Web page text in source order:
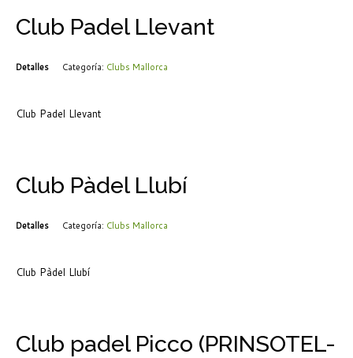
Club Padel Llevant
Detalles Categoría: Clubs Mallorca
Club Padel Llevant
Club Pàdel Llubí
Detalles Categoría: Clubs Mallorca
Club Pàdel Llubí
Club padel Picco (PRINSOTEL-